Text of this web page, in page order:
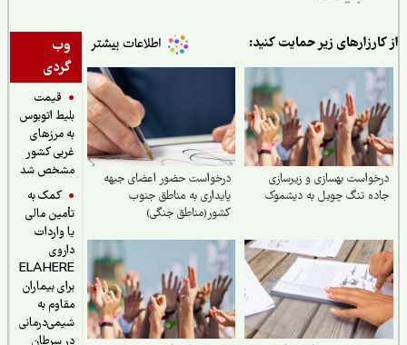
وب
گردی
قیمت
بلیط اتوبوس
به مرزهای
غربی کشور
مشخص شد
کمک به
تأمین مالی
یا واردات
داروی
ELAHERE
برای بیماران
مقاوم به
شیمی‌درمانی
زیر حمایت کنید:
بهسازی و زیرسازی
تنگ چویل به دیشموک
درخواست حضور اعضای جبهه
پایداری به مناطق جنوب
کشور(مناطق جنگی)
عباس